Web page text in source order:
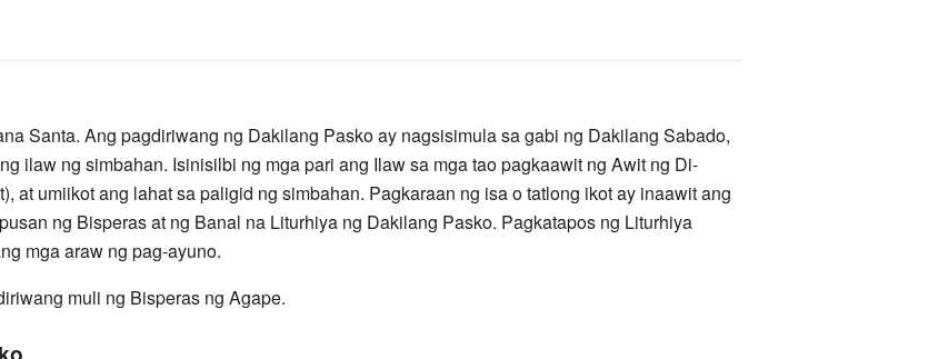
Santa. Ang pagdiriwang ng Dakilang Pasko ay nagsisimula sa gabi ng Dakilang Sabado,
ilaw ng simbahan. Isinisilbi ng mga pari ang Ilaw sa mga tao pagkaawit ng Awit ng Di-
at umiikot ang lahat sa paligid ng simbahan. Pagkaraan ng isa o tatlong ikot ay inaawit ang
ng Bisperas at ng Banal na Liturhiya ng Dakilang Pasko. Pagkatapos ng Liturhiya
mga araw ng pag-ayuno.
muli ng Bisperas ng Agape.